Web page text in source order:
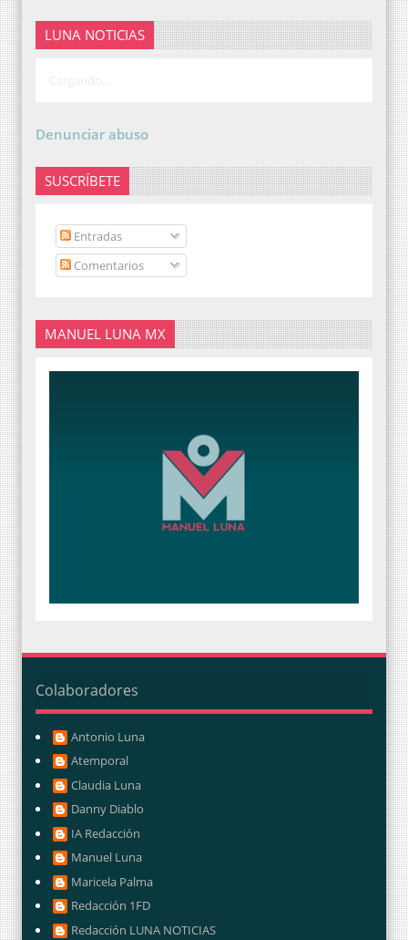
LUNA NOTICIAS
Cargando...
Denunciar abuso
SUSCRÍBETE
Entradas
Comentarios
MANUEL LUNA MX
Colaboradores
Antonio Luna
Atemporal
Claudia Luna
Danny Diablo
IA Redacción
Manuel Luna
Maricela Palma
Redacción 1FD
Redacción LUNA NOTICIAS